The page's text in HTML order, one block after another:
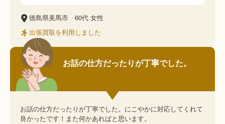
徳島県美馬市 60代 女性
出張買取を利用しました
お話の仕方だったりが丁寧でした。
お話の仕方だったりが丁寧でした。にこやかに対応してくれて
良かったです！また何かあればと思います。